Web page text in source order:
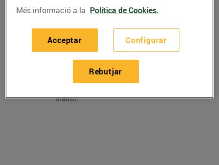
TOMÀQUET VERD
Tomàquet rodó o
allargat amb
coloració verdosa
externa i polpa
madur.
Més informació a la Política de Cookies.
Configurar
Rebutjar
Acceptar